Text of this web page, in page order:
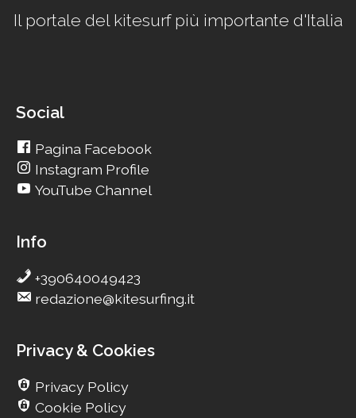
Il portale del kitesurf più importante d'Italia
Social
Pagina Facebook
Instagram Profile
YouTube Channel
Info
+390640049423
redazione@kitesurfing.it
Privacy & Cookies
Privacy Policy
Cookie Policy